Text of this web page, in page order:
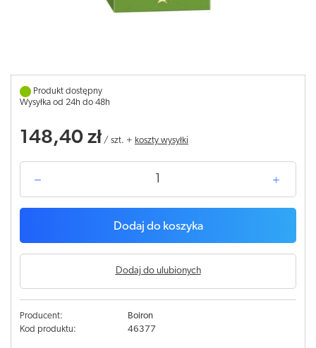
Produkt dostępny
Wysyłka od 24h do 48h
148,40 zł / szt. + koszty wysyłki
Dodaj do koszyka
Dodaj do ulubionych
Producent:
Boiron
Kod produktu:
46377